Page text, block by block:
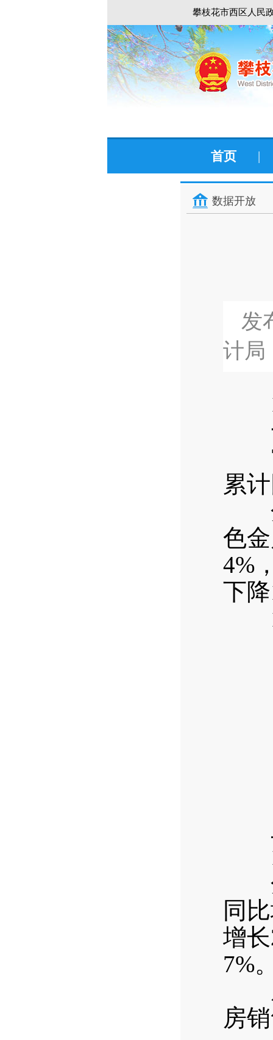
攀枝花市西区人民
首页 |
数据开放
发
计局
一
7
累
分
色
4%
下
二
分
同
增
7%
房